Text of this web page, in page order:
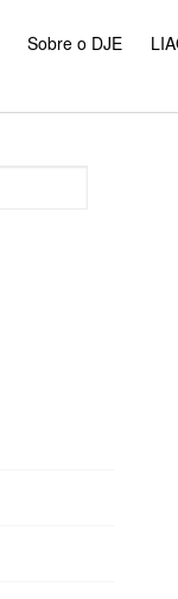
Sobre o DJE